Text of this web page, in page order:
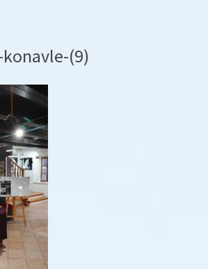
(9)